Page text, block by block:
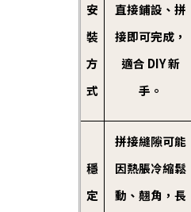
安
裝
方
式
直接鋪設、拼
接即可完成，
適合 DIY 新
手。
穩
定
拼接縫隙可能
因熱脹冷縮鬆
動、翹角，長